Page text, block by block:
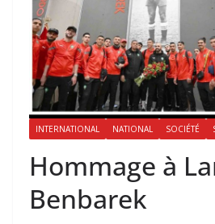
INTERNATIONAL NATIONAL SOCIÉTÉ
Hommage à
Benbarek